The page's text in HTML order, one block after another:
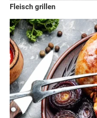
Fleisch grillen